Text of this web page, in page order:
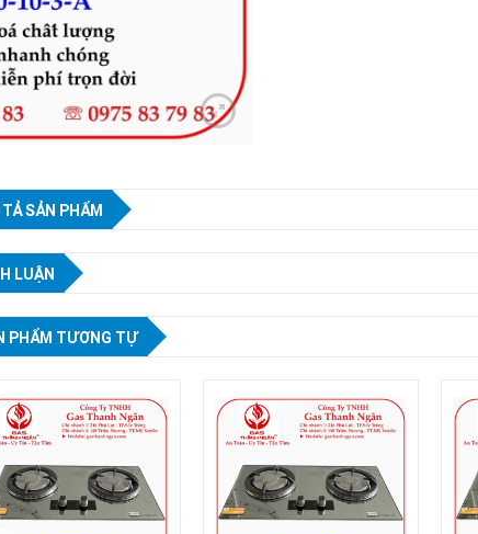
SẢN PHẨM
LUẬN
PHẨM TƯƠNG TỰ